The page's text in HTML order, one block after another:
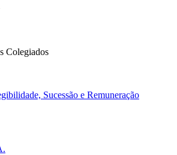
Colegiados
Sucessão e Remuneração